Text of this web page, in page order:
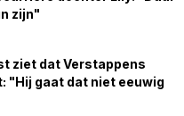
zijn"
ziet dat Verstappens
"Hij gaat dat niet eeuwig